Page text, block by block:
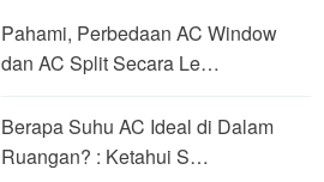
Pahami, Perbedaan AC Window
dan AC Split Secara Le…
Berapa Suhu AC Ideal di Dalam
Ruangan? : Ketahui S…